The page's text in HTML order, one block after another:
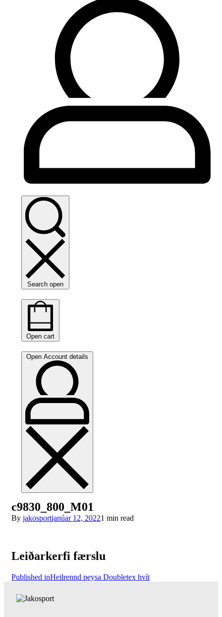
Search open
Open cart
Open Account details
c9830_800_M01
By jakosportjanúar 12, 20221 min read
Leiðarkerfi færslu
Published inHeilrennd peysa Doubletex hvít